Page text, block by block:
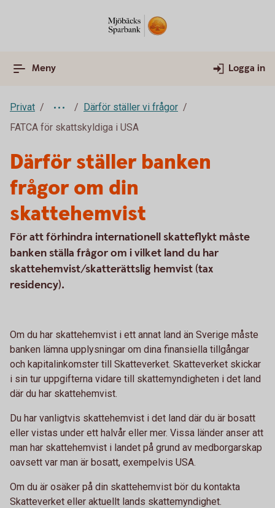
Meny Logga in
Privat
Därför ställer vi frågor
FATCA för skattskyldiga i USA
Därför ställer banken
frågor om din
skattehemvist
För att förhindra internationell skatteflykt måste
banken ställa frågor om i vilket land du har
skattehemvist/skatterättslig hemvist (tax
residency).
Om du har skattehemvist i ett annat land än Sverige måste
banken lämna upplysningar om dina finansiella tillgångar
och kapitalinkomster till Skatteverket. Skatteverket skickar
i sin tur uppgifterna vidare till skattemyndigheten i det land
där du har skattehemvist.
Du har vanligtvis skattehemvist i det land där du är bosatt
eller vistas under ett halvår eller mer. Vissa länder anser att
man har skattehemvist i landet på grund av medborgarskap
oavsett var man är bosatt, exempelvis USA.
Om du är osäker på din skattehemvist bör du kontakta
Skatteverket eller aktuellt lands skattemyndighet.